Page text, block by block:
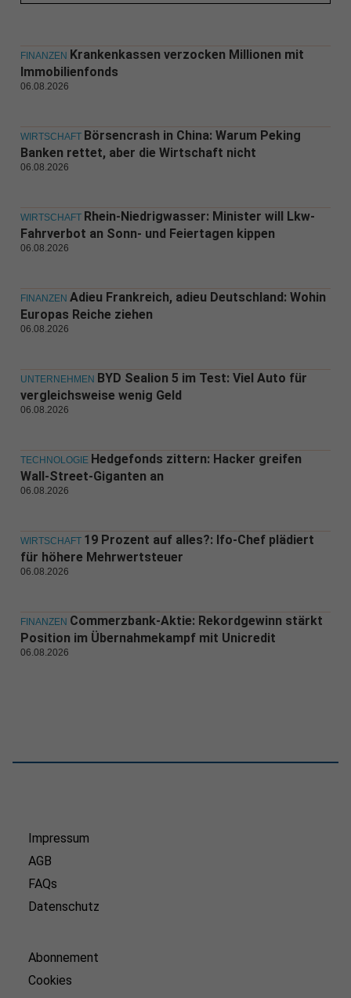
FINANZEN Krankenkassen verzocken Millionen mit
Immobilienfonds
06.08.2026
WIRTSCHAFT Börsencrash in China: Warum Peking
Banken rettet, aber die Wirtschaft nicht
06.08.2026
WIRTSCHAFT Rhein-Niedrigwasser: Minister will Lkw-
Fahrverbot an Sonn- und Feiertagen kippen
06.08.2026
FINANZEN Adieu Frankreich, adieu Deutschland: Wohin
Europas Reiche ziehen
06.08.2026
UNTERNEHMEN BYD Sealion 5 im Test: Viel Auto für
vergleichsweise wenig Geld
06.08.2026
TECHNOLOGIE Hedgefonds zittern: Hacker greifen
Wall-Street-Giganten an
06.08.2026
WIRTSCHAFT 19 Prozent auf alles?: Ifo-Chef plädiert
für höhere Mehrwertsteuer
06.08.2026
FINANZEN Commerzbank-Aktie: Rekordgewinn stärkt
Position im Übernahmekampf mit Unicredit
06.08.2026
Impressum
AGB
FAQs
Datenschutz
Abonnement
Cookies